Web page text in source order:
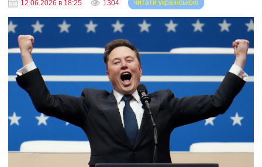
12.06.2026 в 18:25 1304 читати українською